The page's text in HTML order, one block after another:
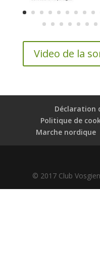
Video de la
Déclaration
Politique de
Marche nordique
© 2017 Club